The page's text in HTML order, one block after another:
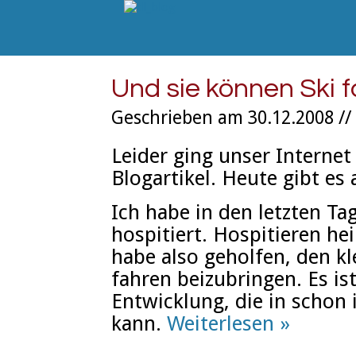
Und sie können Ski
Geschrieben am 30.12.2008 //
Leider ging unser
Blogartikel. Heute gibt es
Ich habe in den letzten
hospitiert. Hospitieren
habe also geholfen, den
fahren beizubringen. Es
Entwicklung, die in schon
kann. Weiterlesen »